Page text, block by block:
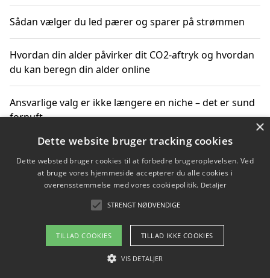
Sådan vælger du led pærer og sparer på strømmen
Hvordan din alder påvirker dit CO2-aftryk og hvordan
du kan beregn din alder online
Ansvarlige valg er ikke længere en niche – det er sund
fornuft
Sådan kan du handle bæredygtigt og bestil med
faktura
Om / kontakt
Blog Betingelser
×
Dette website bruger tracking cookies
Dette websted bruger cookies til at forbedre brugeroplevelsen. Ved
at bruge vores hjemmeside accepterer du alle cookies i
overensstemmelse med vores cookiepolitik. Detaljer
STRENGT NØDVENDIGE
TILLAD COOKIES TILLAD IKKE COOKIES
VIS DETALJER